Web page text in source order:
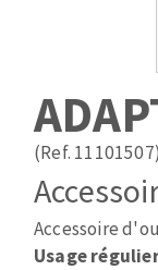
Fraises
Fers et
Lames
Disques
Patins
Bandes
Disques
Feuilles
Cales à
(Ref. 11101507)
Accessoire
Usage